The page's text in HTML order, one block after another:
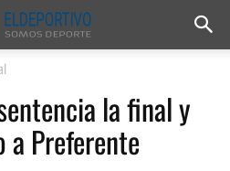
la final y
a Preferente